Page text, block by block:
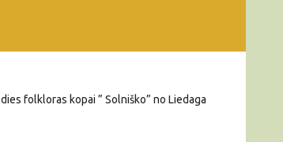
folkloras kopai ” Solniško” no Liedaga